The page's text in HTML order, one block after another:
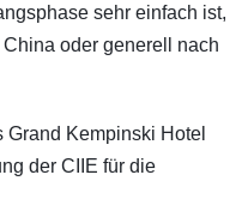
sehr einfach ist,
oder generell nach
Grand Kempinski Hotel
der CIIE für die